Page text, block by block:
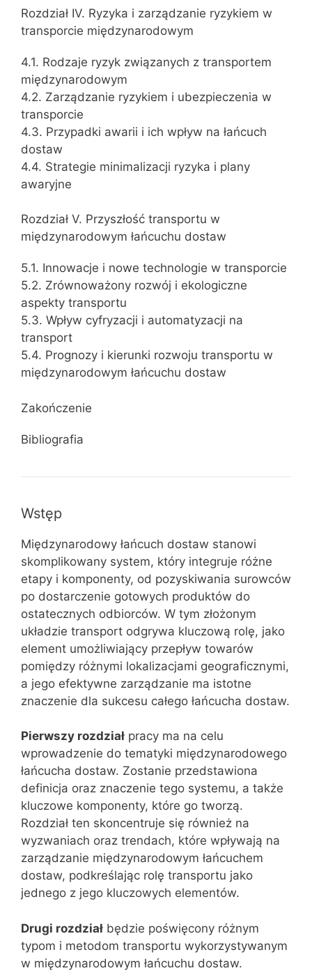
Rozdział IV. Ryzyka i zarządzanie ryzykiem w
transporcie międzynarodowym
4.1. Rodzaje ryzyk związanych z transportem
międzynarodowym
4.2. Zarządzanie ryzykiem i ubezpieczenia w
transporcie
4.3. Przypadki awarii i ich wpływ na łańcuch
dostaw
4.4. Strategie minimalizacji ryzyka i plany
awaryjne
Rozdział V. Przyszłość transportu w
międzynarodowym łańcuchu dostaw
5.1. Innowacje i nowe technologie w transporcie
5.2. Zrównoważony rozwój i ekologiczne
aspekty transportu
5.3. Wpływ cyfryzacji i automatyzacji na
transport
5.4. Prognozy i kierunki rozwoju transportu w
międzynarodowym łańcuchu dostaw
Zakończenie
Bibliografia
Wstęp
Międzynarodowy łańcuch dostaw stanowi
skomplikowany system, który integruje różne
etapy i komponenty, od pozyskiwania surowców
po dostarczenie gotowych produktów do
ostatecznych odbiorców. W tym złożonym
układzie transport odgrywa kluczową rolę, jako
element umożliwiający przepływ towarów
pomiędzy różnymi lokalizacjami geograficznymi,
a jego efektywne zarządzanie ma istotne
znaczenie dla sukcesu całego łańcucha dostaw.
Pierwszy rozdział pracy ma na celu
wprowadzenie do tematyki międzynarodowego
łańcucha dostaw. Zostanie przedstawiona
definicja oraz znaczenie tego systemu, a także
kluczowe komponenty, które go tworzą.
Rozdział ten skoncentruje się również na
wyzwaniach oraz trendach, które wpływają na
zarządzanie międzynarodowym łańcuchem
dostaw, podkreślając rolę transportu jako
jednego z jego kluczowych elementów.
Drugi rozdział będzie poświęcony różnym
typom i metodom transportu wykorzystywanym
w międzynarodowym łańcuchu dostaw.